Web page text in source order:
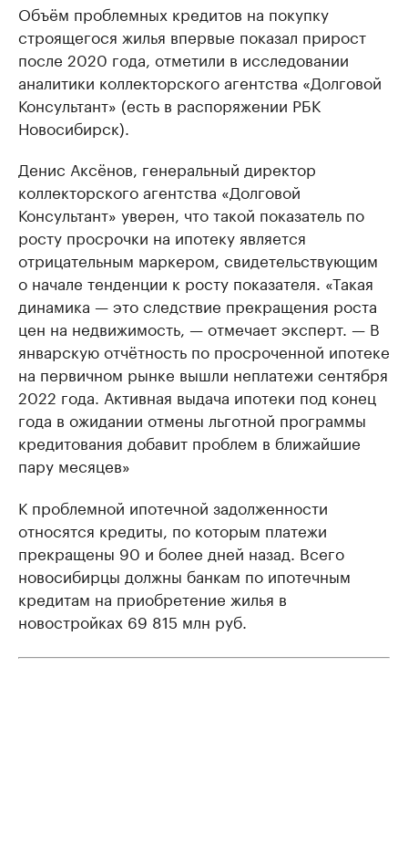
Объём проблемных кредитов на покупку
строящегося жилья впервые показал прирост
после 2020 года, отметили в исследовании
аналитики коллекторского агентства «Долговой
Консультант» (есть в распоряжении РБК
Новосибирск).
Денис Аксёнов, генеральный директор
коллекторского агентства «Долговой
Консультант» уверен, что такой показатель по
росту просрочки на ипотеку является
отрицательным маркером, свидетельствующим
о начале тенденции к росту показателя. «Такая
динамика — это следствие прекращения роста
цен на недвижимость, — отмечает эксперт. — В
январскую отчётность по просроченной ипотеке
на первичном рынке вышли неплатежи сентября
2022 года. Активная выдача ипотеки под конец
года в ожидании отмены льготной программы
кредитования добавит проблем в ближайшие
пару месяцев»
К проблемной ипотечной задолженности
относятся кредиты, по которым платежи
прекращены 90 и более дней назад. Всего
новосибирцы должны банкам по ипотечным
кредитам на приобретение жилья в
новостройках 69 815 млн руб.